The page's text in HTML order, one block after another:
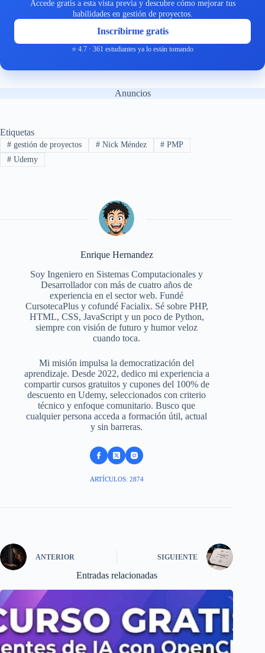
Accede gratis a esta vista previa y descubre cómo mejorar tus
habilidades en gestión de proyectos.
Inscribirme gratis
⭐ 4.7 · 361 estudiantes ya lo están tomando
Anuncios
Etiquetas
#gestión de proyectos #Nick Méndez # PMP
#Udemy
Enrique Hernandez
Soy Ingeniero en Sistemas Computacionales y
Desarrollador con más de cuatro años de
experiencia en el sector web. Fundé
CursotecaPlus y cofundé Facialix. Sé sobre PHP,
HTML, CSS, JavaScript y un poco de Python,
siempre con visión de futuro y humor veloz
cuando toca.
Mi misión impulsa la democratización del
aprendizaje. Desde 2022, dedico mi experiencia a
compartir cursos gratuitos y cupones del 100% de
descuento en Udemy, seleccionados con criterio
técnico y enfoque comunitario. Busco que
cualquier persona acceda a formación útil, actual
y sin barreras.
ARTÍCULOS: 2874
ANTERIOR SIGUIENTE
Entradas relacionadas